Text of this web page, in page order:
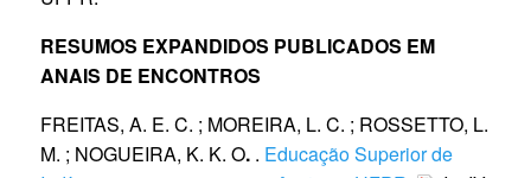
RESUMOS EXPANDIDOS PUBLICADOS EM
ANAIS DE ENCONTROS
FREITAS, A. E. C. ; MOREIRA, L. C. ; ROSSETTO, L.
M. ; NOGUEIRA, K. K. O. . Educação Superior de